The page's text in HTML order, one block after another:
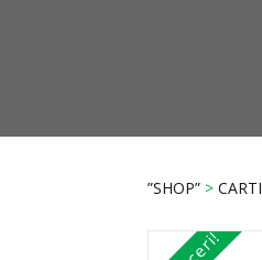
”SHOP” >CARTI